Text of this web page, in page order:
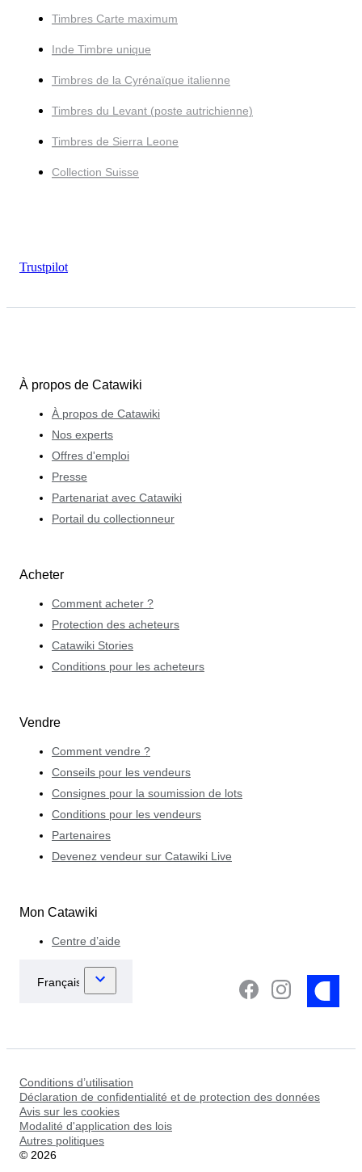
Timbres Carte maximum
Inde Timbre unique
Timbres de la Cyrénaïque italienne
Timbres du Levant (poste autrichienne)
Timbres de Sierra Leone
Collection Suisse
Trustpilot
À propos de Catawiki
À propos de Catawiki
Nos experts
Offres d'emploi
Presse
Partenariat avec Catawiki
Portail du collectionneur
Acheter
Comment acheter ?
Protection des acheteurs
Catawiki Stories
Conditions pour les acheteurs
Vendre
Comment vendre ?
Conseils pour les vendeurs
Consignes pour la soumission de lots
Conditions pour les vendeurs
Partenaires
Devenez vendeur sur Catawiki Live
Mon Catawiki
Centre d’aide
Conditions d’utilisation
Déclaration de confidentialité et de protection des données
Avis sur les cookies
Modalité d'application des lois
Autres politiques
© 2026